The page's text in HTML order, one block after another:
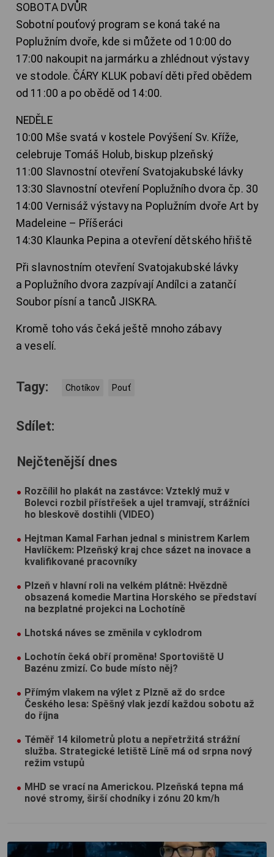
SOBOTA DVŮR
Sobotní pouťový program se koná také na
Poplužním dvoře, kde si můžete od 10:00 do
17:00 nakoupit na jarmárku a zhlédnout výstavy
ve stodole. ČÁRY KLUK pobaví děti před obědem
od 11:00 a po obědě od 14:00.
NEDĚLE
10:00 Mše svatá v kostele Povýšení Sv. Kříže,
celebruje Tomáš Holub, biskup plzeňský
11:00 Slavnostní otevření Svatojakubské lávky
13:30 Slavnostní otevření Poplužního dvora čp. 30
14:00 Vernisáž výstavy na Poplužním dvoře Art by
Madeleine – Příšeráci
14:30 Klaunka Pepina a otevření dětského hřiště
Při slavnostním otevření Svatojakubské lávky
a Poplužního dvora zazpívají Andílci a zatančí
Soubor písní a tanců JISKRA.
Kromě toho vás čeká ještě mnoho zábavy
a veselí.
Tagy: Chotíkov Pouť
Sdílet:
Nejčtenější dnes
Rozčílil ho plakát na zastávce: Vzteklý muž v
Bolevci rozbil přístřešek a ujel tramvají, strážníci
ho bleskově dostihli (VIDEO)
Hejtman Kamal Farhan jednal s ministrem Karlem
Havlíčkem: Plzeňský kraj chce sázet na inovace a
kvalifikované pracovníky
Plzeň v hlavní roli na velkém plátně: Hvězdně
obsazená komedie Martina Horského se představí
na bezplatné projekci na Lochotíně
Lhotská náves se změnila v cyklodrom
Lochotín čeká obří proměna! Sportoviště U
Bazénu zmizí. Co bude místo něj?
Přímým vlakem na výlet z Plzně až do srdce
Českého lesa: Spěšný vlak jezdí každou sobotu až
do října
Téměř 14 kilometrů plotu a nepřetržitá strážní
služba. Strategické letiště Líně má od srpna nový
režim vstupů
MHD se vrací na Americkou. Plzeňská tepna má
nové stromy, širší chodníky i zónu 20 km/h